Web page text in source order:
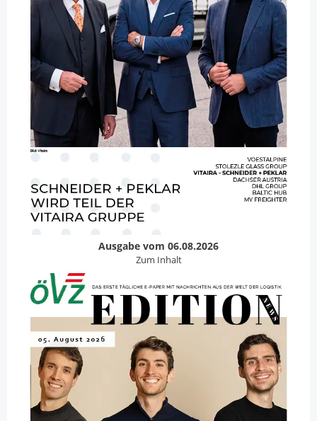
Ausgabe vom 06.08.2026
Zum Inhalt